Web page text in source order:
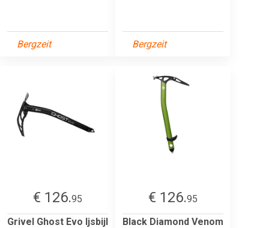
Bergzeit Bergzeit
€ 126.95
Grivel Ghost Evo Ijsbijl
€ 126.95
Black Diamond Venom